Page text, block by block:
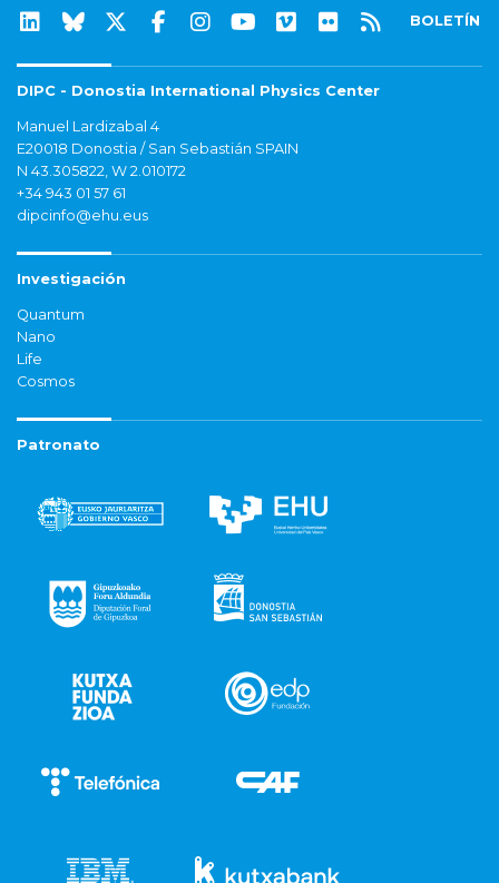
BOLETÍN
DIPC - Donostia International Physics Center
Manuel Lardizabal 4
E20018 Donostia / San Sebastián SPAIN
N 43.305822, W 2.010172
+34 943 01 57 61
dipcinfo@ehu.eus
Investigación
Quantum
Nano
Life
Cosmos
Patronato